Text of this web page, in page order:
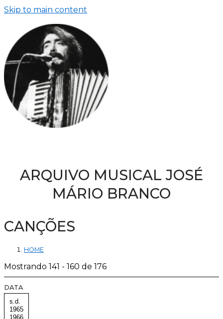
Skip to main content
ARQUIVO MUSICAL JOSÉ
MÁRIO BRANCO
CANÇÕES
HOME
Mostrando 141 - 160 de 176
DATA